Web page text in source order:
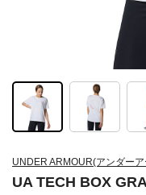
UNDER ARMOUR(アンダー
UA TECH BOX